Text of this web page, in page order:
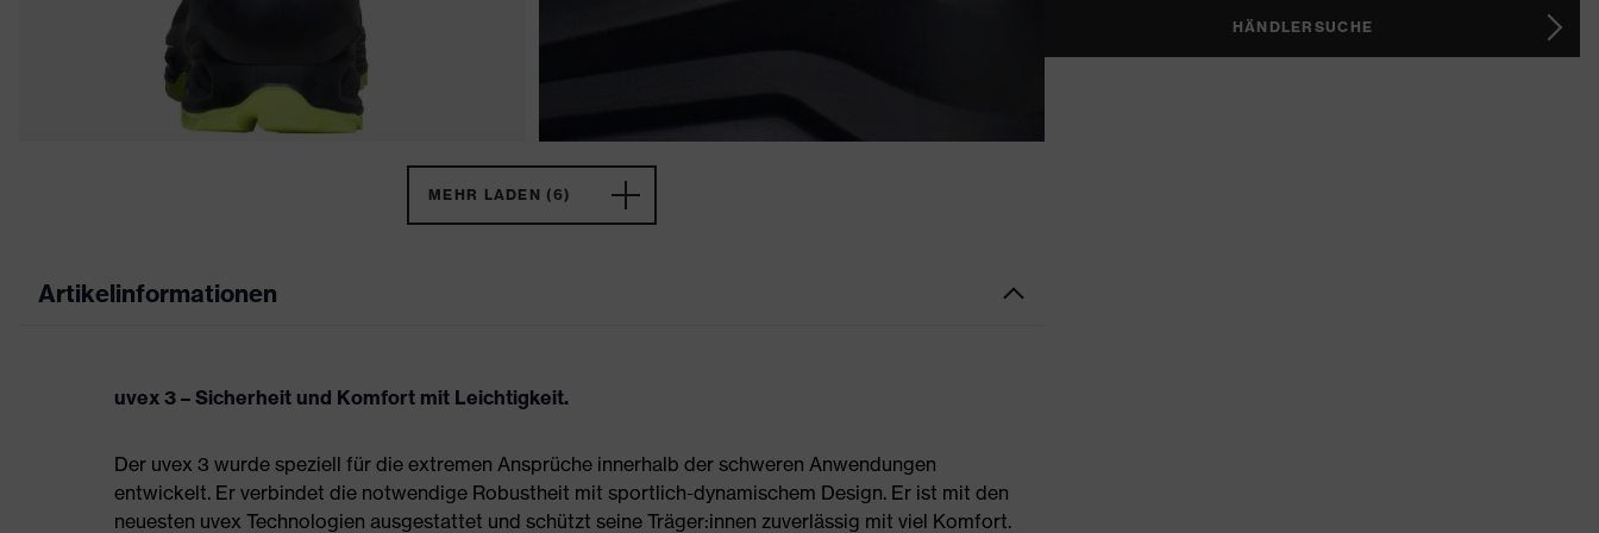
MEHR LADEN (6)
Artikelinformationen
uvex 3 – Sicherheit und Komfort mit Leichtigkeit.
Der uvex 3 wurde speziell für die extremen Ansprüche innerhalb der schweren Anwendungen
entwickelt. Er verbindet die notwendige Robustheit mit sportlich-dynamischem Design. Er ist mit den
neuesten uvex Technologien ausgestattet und schützt seine Träger:innen zuverlässig mit viel Komfort.
HÄNDLERSUCHE